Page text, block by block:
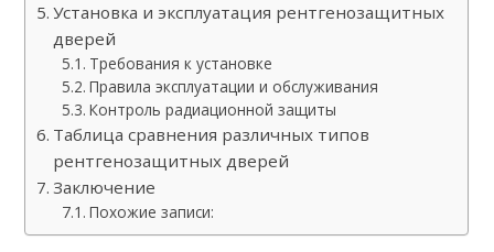
Установка и эксплуатация рентгенозащитных
дверей
Требования к установке
Правила эксплуатации и обслуживания
Контроль радиационной защиты
Таблица сравнения различных типов
рентгенозащитных дверей
Заключение
Похожие записи: